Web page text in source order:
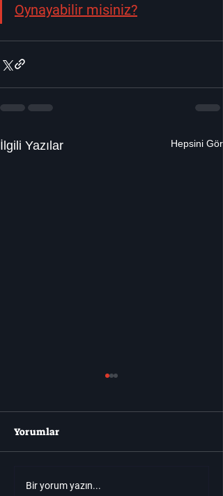
Oynayabilir misiniz?
İlgili Yazılar Hepsini Gör
Video Oyunu Çıkış
Yorumlar
Bir yorum yazın...